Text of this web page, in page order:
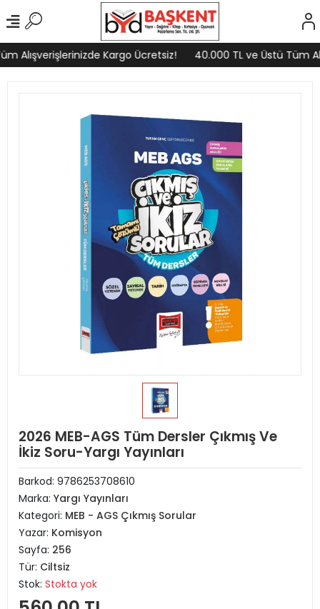
Alışverişlerinizde Kargo Ücretsiz! 40.000 TL ve Üstü Tüm
2026 MEB-AGS Tüm Dersler Çıkmış Ve
İkiz Soru-Yargı Yayınları
Barkod: 9786253708610
Marka: Yargı Yayınları
Kategori: MEB - AGS Çıkmış Sorular
Yazar: Komisyon
Sayfa: 256
Tür: Ciltsiz
Stok: Stokta yok